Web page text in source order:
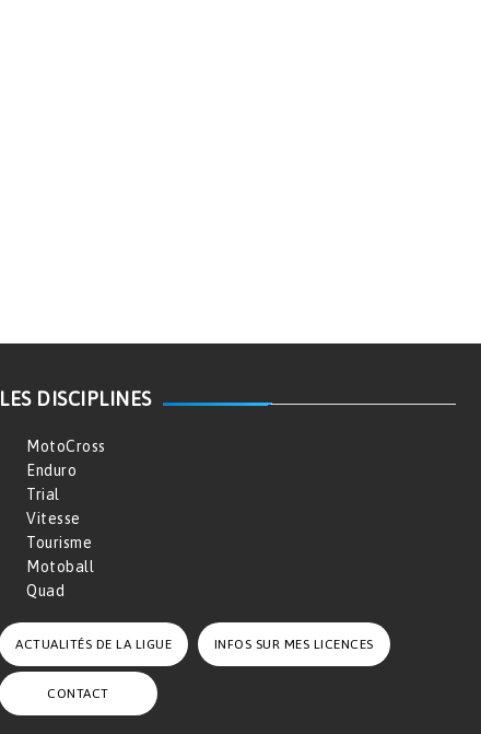
LES DISCIPLINES
MotoCross
Enduro
Trial
Vitesse
Tourisme
Motoball
Quad
ACTUALITÉS DE LA LIGUE INFOS SUR MES LICENCES
CONTACT